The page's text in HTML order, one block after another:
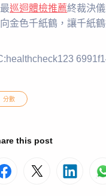
巡迴體檢推薦終裁決
金色千紙鶴，讓千紙
分數
this post